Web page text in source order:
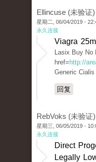
Ellincuse (未验证)
星期二, 06/04/2019 -
永久连接
Viagra
Lasix Buy No
href= http://
Generic
回复
RebVoks (未验证)
星期三, 06/05/2019 -
永久连接
Direct
Legally